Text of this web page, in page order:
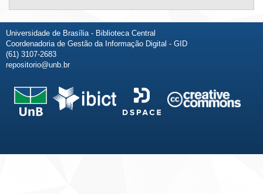
Universidade de Brasília - Biblioteca Central
Coordenadoria de Gestão da Informação Digital - GID
(61) 3107-2683
repositorio@unb.br